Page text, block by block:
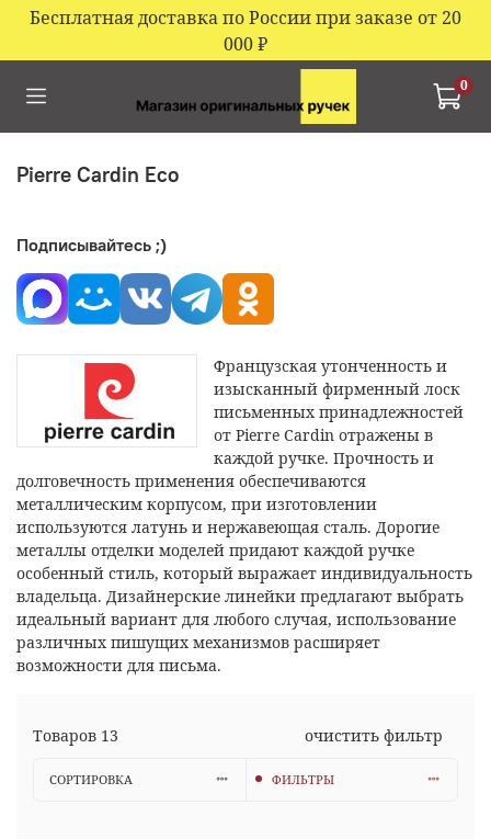
Бесплатная доставка по России при заказе от 20
000₽
0
Pierre Cardin Eco
Французская утонченность и
изысканный фирменный лоск
письменных принадлежностей
от Pierre Cardin отражены в
каждой ручке. Прочность и
долговечность применения обеспечиваются
металлическим корпусом, при изготовлении
используются латунь и нержавеющая сталь. Дорогие
металлы отделки моделей придают каждой ручке
особенный стиль, который выражает индивидуальность
владельца. Дизайнерские линейки предлагают выбрать
идеальный вариант для любого случая, использование
различных пишущих механизмов расширяет
возможности для письма.
Товаров 13 очистить фильтр
СОРТИРОВКА ФИЛЬТРЫ
Подписывайтесь ;)